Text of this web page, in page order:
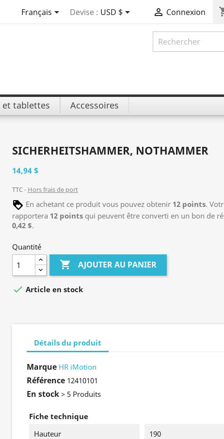
Français Devise : USD $  Connexion
et tablettes Accessoires
SICHERHEITSHAMMER, NOTHAMMER
14,94 $
TTC Hors frais de port
En achetant ce produit vous pouvez obtenir 12 points.
rapportera 12 points qui peuvent être converti en un bon de
0,42 $.
Quantité
 AJOUTER AU PANIER
 Article en stock
Détails du produit
Marque HR iMotion
Référence 12410101
En stock > 5 Produits
Fiche technique
Hauteur
190